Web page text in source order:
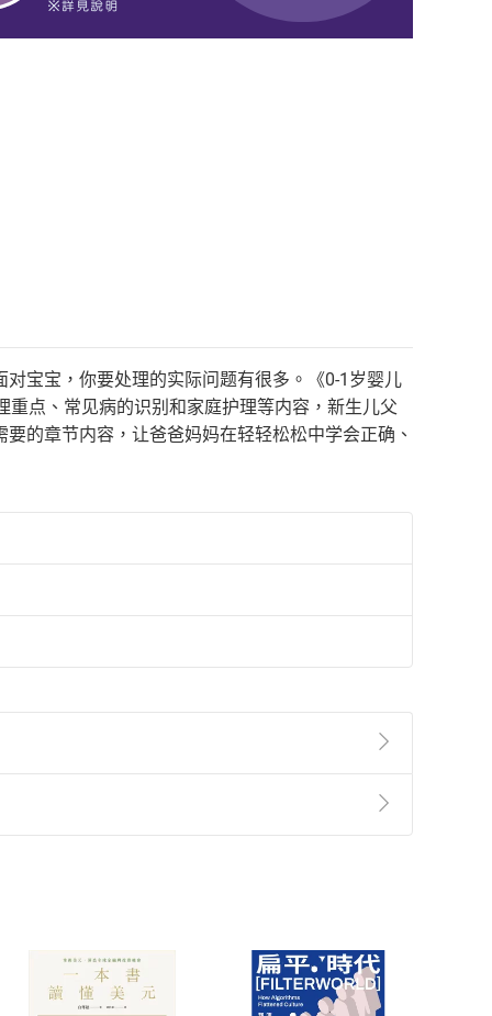
宝，你要处理的实际问题有很多。《0-1岁婴儿
点、常见病的识别和家庭护理等内容，新生儿父
的章节内容，让爸爸妈妈在轻轻松松中学会正确、
第2條第5款之規定，「非以有形媒介提供之數位
點選「瀏覽訂單明細」 「申請取消訂單/退
付款方式
Payment
完成訂單
Complete